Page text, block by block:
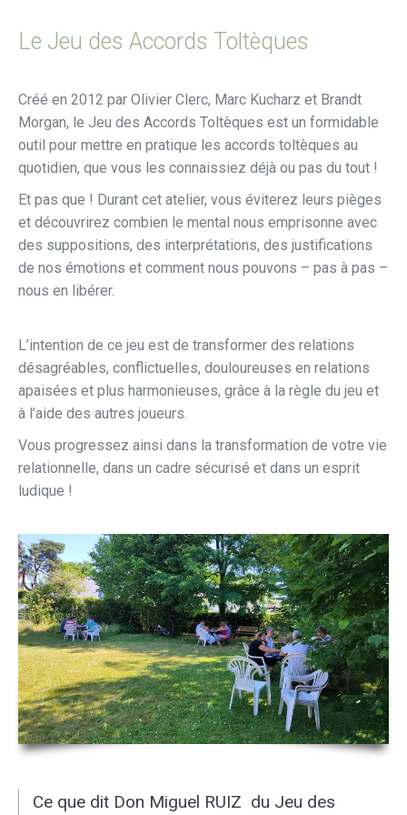
Le Jeu des Accords Toltèques
Créé en 2012 par Olivier Clerc, Marc Kucharz et Brandt
Morgan, le Jeu des Accords Toltèques est un formidable
outil pour mettre en pratique les accords toltèques au
quotidien, que vous les connaissiez déjà ou pas du tout !
Et pas que ! Durant cet atelier, vous éviterez leurs pièges
et découvrirez combien le mental nous emprisonne avec
des suppositions, des interprétations, des justifications
de nos émotions et comment nous pouvons – pas à pas –
nous en libérer.
L’intention de ce jeu est de transformer des relations
désagréables, conflictuelles, douloureuses en relations
apaisées et plus harmonieuses, grâce à la règle du jeu et
à l’aide des autres joueurs.
Vous progressez ainsi dans la transformation de votre vie
relationnelle, dans un cadre sécurisé et dans un esprit
ludique !
Ce que dit Don Miguel RUIZ du Jeu des